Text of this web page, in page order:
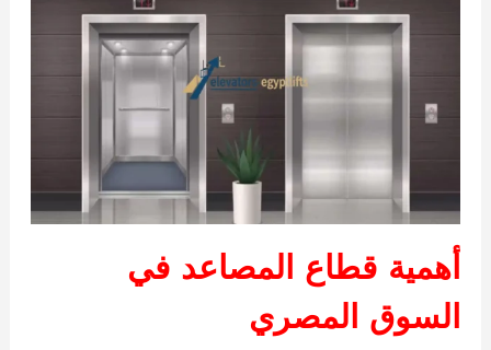
أهمية قطاع المصاعد في
السوق المصري